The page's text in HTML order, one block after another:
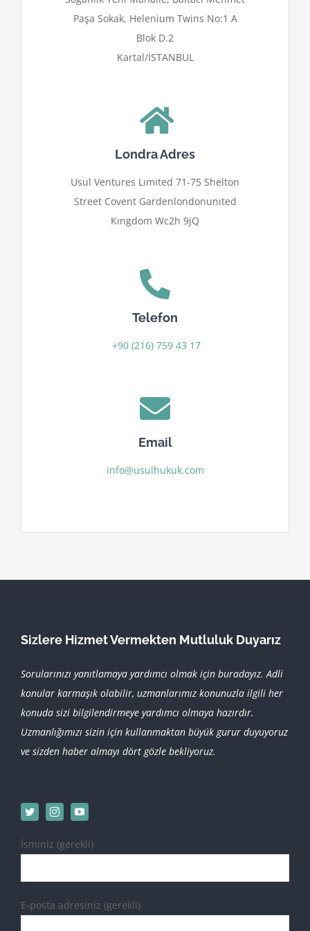
Paşa Sokak, Helenium Twins No:1 A
Blok D.2
Kartal/İSTANBUL
Londra Adres
Usul Ventures Lımıted 71-75 Shelton
Street Covent Gardenlondonunıted
Kıngdom Wc2h 9jQ
Telefon
+90 (216) 759 43 17
Email
info@usulhukuk.com
Sizlere Hizmet Vermekten Mutluluk Duyarız
Sorularınızı yanıtlamaya yardımcı olmak için buradayız. Adli
konular karmaşık olabilir, uzmanlarımız konunuzla ilgili her
konuda sizi bilgilendirmeye yardımcı olmaya hazırdır.
Uzmanlığımızı sizin için kullanmaktan büyük gurur duyuyoruz
ve sizden haber almayı dört gözle bekliyoruz.
İsminiz (gerekli)
E-posta adresiniz (gerekli)